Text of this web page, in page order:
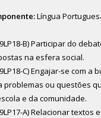
Língua
B) Participar do
na esfera social.
C) Engajar-se com a
problemas ou questões
e da comunidade.
A) Relacionar textos